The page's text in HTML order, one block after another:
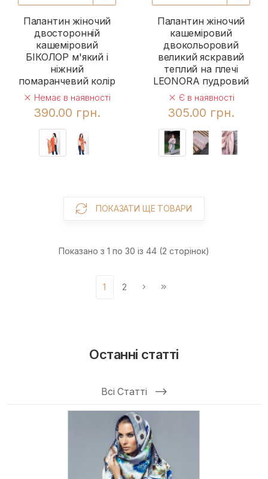
Палантин жіночий
двосторонній
кашеміровий
БІКОЛОР м'який і
ніжний
помаранчевий колір
Немає в наявності
390.00 грн.
Палантин жіночий
кашеміровий
двокольоровий
великий яскравий
теплий на плечі
LEONORA пудровий
Є в наявності
305.00 грн.
ПОКАЗАТИ ЩЕ ТОВАРИ
Показано з 1 по 30 із 44 (2 сторінок)
1 2
Останні статті
Всі Статті